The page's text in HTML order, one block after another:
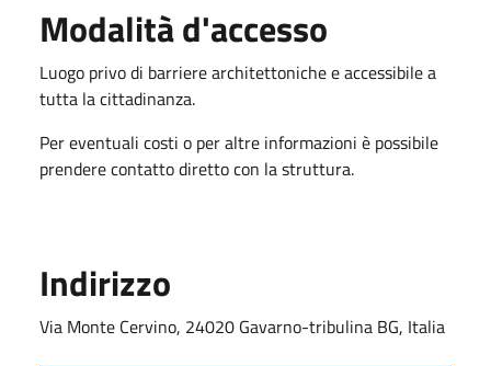
Modalità d'accesso
Luogo privo di barriere architettoniche e accessibile a
tutta la cittadinanza.
Per eventuali costi o per altre informazioni è possibile
prendere contatto diretto con la struttura.
Indirizzo
Via Monte Cervino, 24020 Gavarno-tribulina BG, Italia